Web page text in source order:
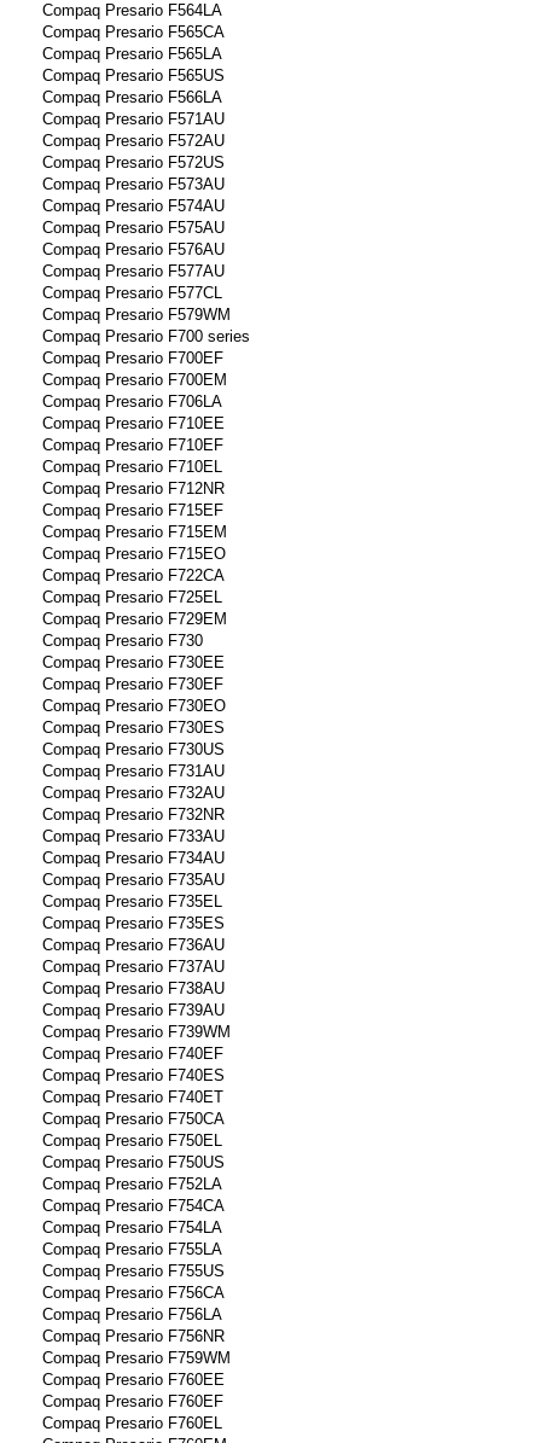
Compaq Presario F564LA
Compaq Presario F565CA
Compaq Presario F565LA
Compaq Presario F565US
Compaq Presario F566LA
Compaq Presario F571AU
Compaq Presario F572AU
Compaq Presario F572US
Compaq Presario F573AU
Compaq Presario F574AU
Compaq Presario F575AU
Compaq Presario F576AU
Compaq Presario F577AU
Compaq Presario F577CL
Compaq Presario F579WM
Compaq Presario F700 series
Compaq Presario F700EF
Compaq Presario F700EM
Compaq Presario F706LA
Compaq Presario F710EE
Compaq Presario F710EF
Compaq Presario F710EL
Compaq Presario F712NR
Compaq Presario F715EF
Compaq Presario F715EM
Compaq Presario F715EO
Compaq Presario F722CA
Compaq Presario F725EL
Compaq Presario F729EM
Compaq Presario F730
Compaq Presario F730EE
Compaq Presario F730EF
Compaq Presario F730EO
Compaq Presario F730ES
Compaq Presario F730US
Compaq Presario F731AU
Compaq Presario F732AU
Compaq Presario F732NR
Compaq Presario F733AU
Compaq Presario F734AU
Compaq Presario F735AU
Compaq Presario F735EL
Compaq Presario F735ES
Compaq Presario F736AU
Compaq Presario F737AU
Compaq Presario F738AU
Compaq Presario F739AU
Compaq Presario F739WM
Compaq Presario F740EF
Compaq Presario F740ES
Compaq Presario F740ET
Compaq Presario F750CA
Compaq Presario F750EL
Compaq Presario F750US
Compaq Presario F752LA
Compaq Presario F754CA
Compaq Presario F754LA
Compaq Presario F755LA
Compaq Presario F755US
Compaq Presario F756CA
Compaq Presario F756LA
Compaq Presario F756NR
Compaq Presario F759WM
Compaq Presario F760EE
Compaq Presario F760EF
Compaq Presario F760EL